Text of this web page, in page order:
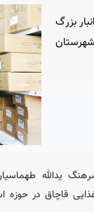
بزرگ
شهرستان
یدالله
قاچاق در